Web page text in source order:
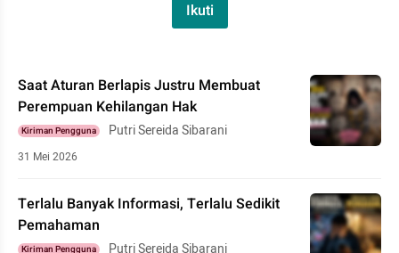
Ikuti
Saat Aturan Berlapis Justru Membuat
Perempuan Kehilangan Hak
Kiriman Pengguna Putri Sereida Sibarani
31 Mei 2026
Terlalu Banyak Informasi, Terlalu Sedikit
Pemahaman
Kiriman Pengguna Putri Sereida Sibarani